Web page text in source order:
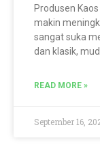
Produsen
makin
sangat suka
dan klasik,
READ MORE »
September 16,